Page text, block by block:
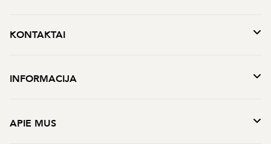
KONTAKTAI
INFORMACIJA
APIE MUS